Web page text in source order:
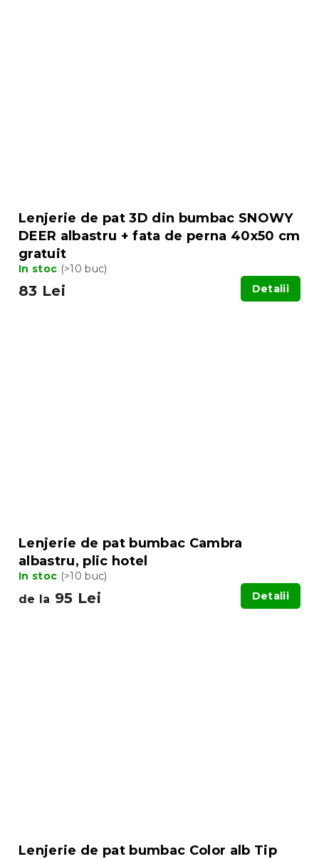
Lenjerie de pat 3D din bumbac SNOWY
DEER albastru + fata de perna 40x50 cm
gratuit
In stoc (>10 buc)
83 Lei Detalii
Lenjerie de pat bumbac Cambra
albastru, plic hotel
In stoc (>10 buc)
de la 95 Lei Detalii
Lenjerie de pat bumbac Color alb Tip